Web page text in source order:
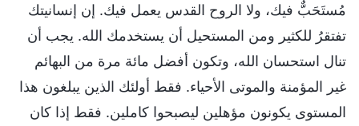
مُستَحَبٌّ فيك، ولا الروح القدس يعمل فيك. إن إنسانيتك
تفتقرُ للكثير ومن المستحيل أن يستخدمك الله. يجب أن
تنال استحسان الله، وتكون أفضل مائة مرة من البهائم
غير المؤمنة والموتى الأحياء. فقط أولئك الذين يبلغون هذا
المستوى يكونون مؤهلين ليصبحوا كاملين. فقط إذا كان